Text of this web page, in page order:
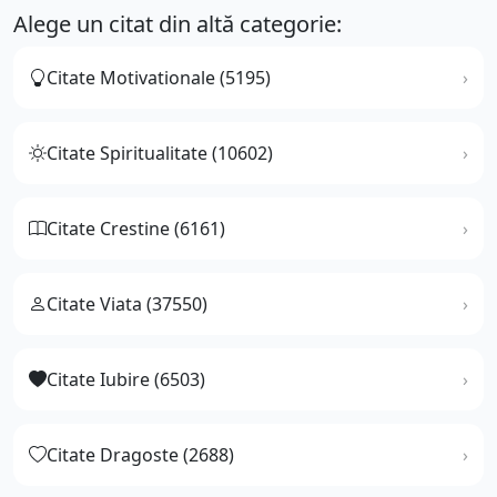
Alege un citat din altă categorie:
Citate Motivationale (5195)
Citate Spiritualitate (10602)
Citate Crestine (6161)
Citate Viata (37550)
Citate Iubire (6503)
Citate Dragoste (2688)